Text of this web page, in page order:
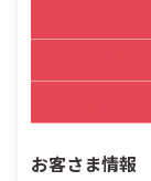
お客さま情報